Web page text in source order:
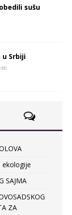
sušu
u Srbiji
ekologije
SAJMA
ZA